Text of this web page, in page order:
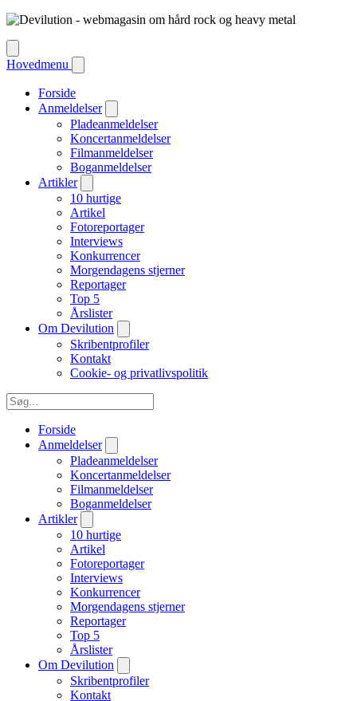
Hovedmenu
Forside
Anmeldelser
Pladeanmeldelser
Koncertanmeldelser
Filmanmeldelser
Boganmeldelser
Artikler
10 hurtige
Artikel
Fotoreportager
Interviews
Konkurrencer
Morgendagens stjerner
Reportager
Top 5
Årslister
Om Devilution
Skribentprofiler
Kontakt
Cookie- og privatlivspolitik
Forside
Anmeldelser
Pladeanmeldelser
Koncertanmeldelser
Filmanmeldelser
Boganmeldelser
Artikler
10 hurtige
Artikel
Fotoreportager
Interviews
Konkurrencer
Morgendagens stjerner
Reportager
Top 5
Årslister
Om Devilution
Skribentprofiler
Kontakt